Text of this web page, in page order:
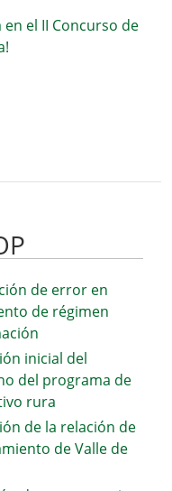
el II Concurso de
de error en
de régimen
inicial del
del programa de
rura
de la relación de
de Valle de